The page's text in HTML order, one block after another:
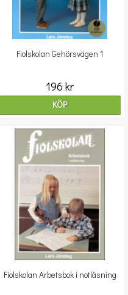
Fiolskolan Gehörsvägen 1
196 kr
KÖP
Fiolskolan Arbetsbok i notläsning